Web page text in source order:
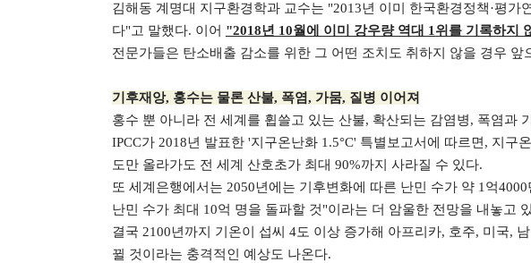
김해동 계명대 지구환경학과 교수는 "2013년 이미 한국환경정책·평
다"고 말했다. 이어 "2018년 10월에 이미 강우량 역대 1위를 기록하
전문가들은 탄소배출 감소를 위한 그 어떤 조치도 취하지 않을 경우
기후재앙, 홍수는 물론 산불, 폭염, 가뭄, 질병 이어져
홍수 뿐 아니라 전 세계를 휩쓸고 있는 산불, 확산되는 감염병, 폭염과
IPCC가 2018년 발표한 '지구온난화 1.5°C' 특별보고서에 따르면, 지
도만 올라가도 전 세계 산호초가 최대 90%까지 사라질 수 있다.
또 세계은행에서는 2050년에는 기후변화에 따른 난민 수가 약 1억
난민 수가 최대 10억 명을 돌파할 것"이라는 더 암울한 전망을 내놓고
결국 2100년까지 기온이 섭씨 4도 이상 증가해 아프리카, 호주, 미국,
뀔 것이라는 충격적인 예상도 나온다.